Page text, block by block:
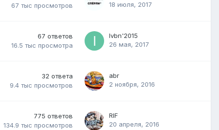
67 тыс просмотров
18 июля, 2017
67 ответов
16.5 тыс просмотра
Ivbn'2015
26 мая, 2017
32 ответа
9.4 тыс просмотров
abr
2 ноября, 2016
775 ответов
134.9 тыс просмотров
RIF
20 апреля, 2016